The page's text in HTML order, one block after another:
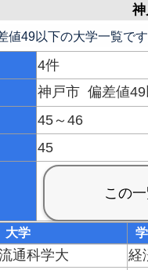
値49以下の大学一覧で
4件
神戸市 偏差値
45～46
45
大学
通科学大 経